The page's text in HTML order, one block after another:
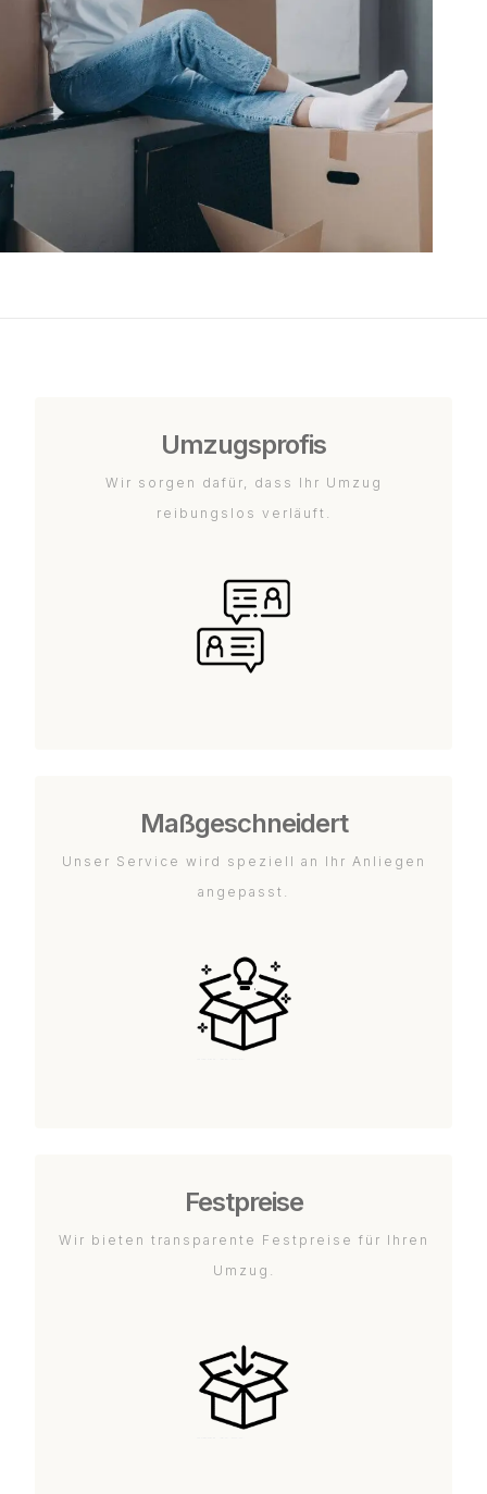
Umzugsprofis
Wir sorgen dafür, dass Ihr Umzug
reibungslos verläuft.
Maßgeschneidert
Unser Service wird speziell an Ihr Anliegen
angepasst.
Festpreise
Wir bieten transparente Festpreise für Ihren
Umzug.